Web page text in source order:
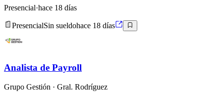
Presencial·hace 18 días
PresencialSin sueldohace 18 días
Analista de Payroll
Grupo Gestión · Gral. Rodríguez